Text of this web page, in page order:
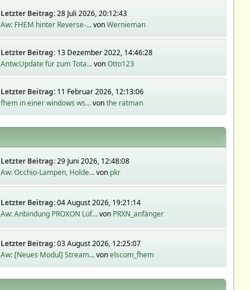
Letzter Beitrag:28 Juli 2026, 20:12:43
Aw: FHEM hinter Reverse-...vonWernieman
Letzter Beitrag: 13 Dezember 2022, 14:46:28
Antw:Update für zum Tota...vonOtto123
Letzter Beitrag: 11 Februar 2026, 12:13:06
fhem in einer windows ws...vonthe ratman
Letzter Beitrag:29 Juni 2026, 12:48:08
Aw: Occhio-Lampen, Holde...von pkr
Letzter Beitrag:04 August 2026, 19:21:14
Aw: Anbindung PROXON Lüf...von PRXN_anfänger
Letzter Beitrag:03 August 2026, 12:25:07
Aw: [Neues Modul] Stream...vonelscom_fhem